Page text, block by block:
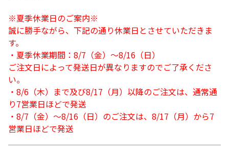
※夏季休業日のご案内※
誠に勝手ながら、下記の通り休業日とさせていただきま
す。
・夏季休業期間：8/7（金）～8/16（日）
ご注文日によって発送日が異なりますのでご了承くださ
い。
・8/6（木）まで及び8/17（月）以降のご注文は、通常通
り7営業日ほどで発送
・8/7（金）～8/16（日）のご注文は、8/17（月）から7
営業日ほどで発送